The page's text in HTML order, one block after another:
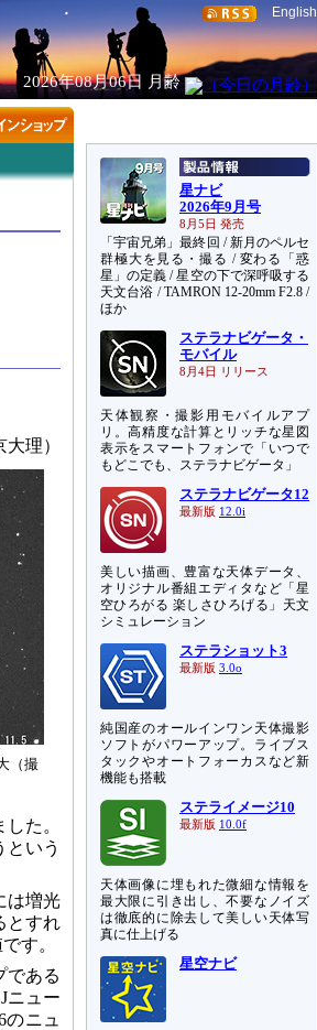
English
2026年08月06日 月齢
大理）
（撮
た。
いう
は増光
とすれ
す。
である
ニュー
のニュ
星ナビ
2026年9月号
8月5日 発売
「宇宙兄弟」最終回 / 新月のペルセ
群極大を見る・撮る / 変わる「惑
星」の定義 / 星空の下で深呼吸する
天文台浴 / TAMRON 12-20mm F2.8 /
ほか
ステラナビゲータ・
モバイル
8月4日 リリース
天体観察・撮影用モバイルアプ
リ。高精度な計算とリッチな星図
表示をスマートフォンで「いつで
もどこでも、ステラナビゲータ」
ステラナビゲータ12
最新版 12.0i
美しい描画、豊富な天体データ、
オリジナル番組エディタなど「星
空ひろがる 楽しさひろげる」天文
シミュレーション
ステラショット3
最新版 3.0o
純国産のオールインワン天体撮影
ソフトがパワーアップ。ライブス
タックやオートフォーカスなど新
機能も搭載
ステライメージ10
最新版 10.0f
天体画像に埋もれた微細な情報を
最大限に引き出し、不要なノイズ
は徹底的に除去して美しい天体写
真に仕上げる
星空ナビ